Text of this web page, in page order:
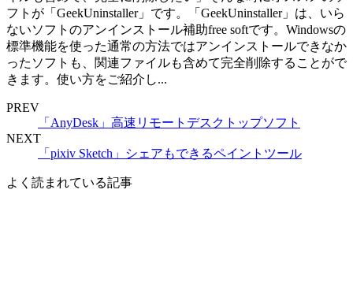
フトが「GeekUninstaller」です。「GeekUninstaller」は、いら
ないソフトのアンインストール補助free softです。Windowsの
標準機能を使った通常の方法ではアンインストールできなか
ったソフトも、関連ファイルも含めて完全削除することがで
きます。使い方をご紹介し...
PREV
「AnyDesk」高速リモートデスクトップソフト
NEXT
「pixiv Sketch」シェアもできるペイントツール
よく読まれている記事